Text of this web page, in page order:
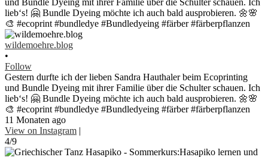
wildemoehre.blog
•
Follow
Gestern durfte ich der lieben Sandra Hauthaler beim Ecoprinting
und Bundle Dyeing mit ihrer Familie über die Schulter schauen. Ich
lieb‘s! 🤗 Bundle Dyeing möchte ich auch bald ausprobieren. 🌼🌸
🎨 #ecoprint #bundledye #Bundledyeing #färber #färberpflanzen
11 Monaten ago
View on Instagram |
4/9